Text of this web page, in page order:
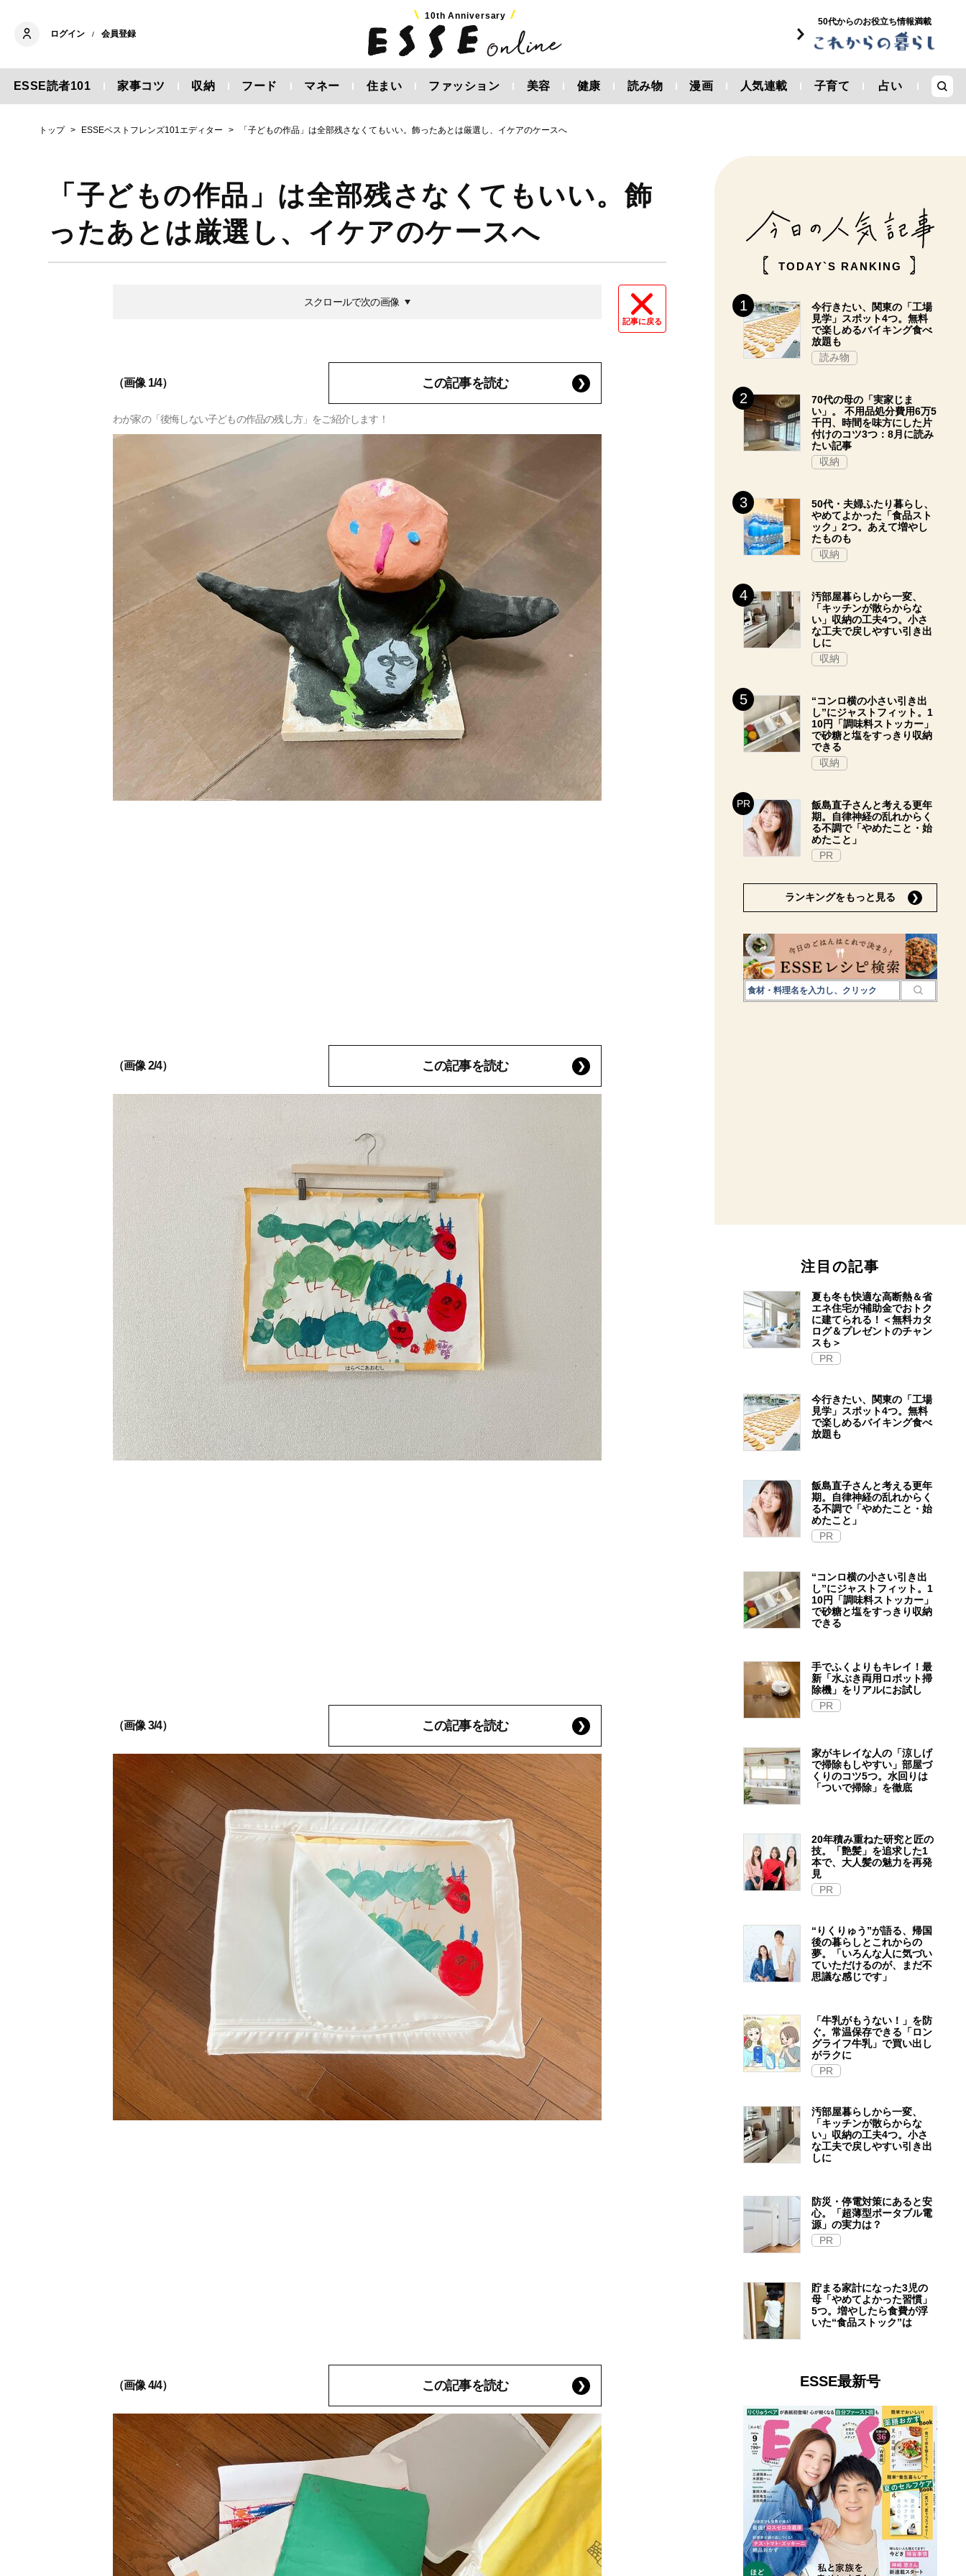
ログイン / 会員登録
10th Anniversary
50代からのお役立ち情報満載
ESSE読者101 家事コツ 収納 フード マネー 住まい ファッション 美容 健康 読み物 漫画 人気連載 子育て 占い
トップ ESSEベストフレンズ101エディター 「子どもの作品」は全部残さなくてもいい。飾ったあとは厳選し、イケアのケースへ
「子どもの作品」は全部残さなくてもいい。飾
ったあとは厳選し、イケアのケースへ
記事に戻る
スクロールで次の画像
（画像 1/4） この記事を読む
わが家の「後悔しない子どもの作品の残し方」をご紹介します！
（画像 2/4） この記事を読む
（画像 3/4） この記事を読む
（画像 4/4） この記事を読む
TODAY`S RANKING
今行きたい、関東の「工場
見学」スポット4つ。無料
で楽しめるバイキング食べ
放題も
読み物
70代の母の「実家じま
い」。 不用品処分費用6万5
千円、時間を味方にした片
付けのコツ3つ：8月に読み
たい記事
収納
50代・夫婦ふたり暮らし、
やめてよかった「食品スト
ック」2つ。あえて増やし
たものも
収納
汚部屋暮らしから一変、
「キッチンが散らからな
い」収納の工夫4つ。小さ
な工夫で戻しやすい引き出
しに
収納
“コンロ横の小さい引き出
し”にジャストフィット。1
10円「調味料ストッカー」
で砂糖と塩をすっきり収納
できる
収納
飯島直子さんと考える更年
期。自律神経の乱れからく
る不調で「やめたこと・始
めたこと」
PR
ランキングをもっと見る
注目の記事
夏も冬も快適な高断熱＆省
エネ住宅が補助金でおトク
に建てられる！＜無料カタ
ログ＆プレゼントのチャン
スも＞
PR
今行きたい、関東の「工場
見学」スポット4つ。無料
で楽しめるバイキング食べ
放題も
飯島直子さんと考える更年
期。自律神経の乱れからく
る不調で「やめたこと・始
めたこと」
PR
“コンロ横の小さい引き出
し”にジャストフィット。1
10円「調味料ストッカー」
で砂糖と塩をすっきり収納
できる
手でふくよりもキレイ！最
新「水ぶき両用ロボット掃
除機」をリアルにお試し
PR
家がキレイな人の「涼しげ
で掃除もしやすい」部屋づ
くりのコツ5つ。水回りは
「ついで掃除」を徹底
20年積み重ねた研究と匠の
技。「艶髪」を追求した1
本で、大人髪の魅力を再発
見
PR
“りくりゅう”が語る、帰国
後の暮らしとこれからの
夢。「いろんな人に気づい
ていただけるのが、まだ不
思議な感じです」
「牛乳がもうない！」を防
ぐ。常温保存できる「ロン
グライフ牛乳」で買い出し
がラクに
PR
汚部屋暮らしから一変、
「キッチンが散らからな
い」収納の工夫4つ。小さ
な工夫で戻しやすい引き出
しに
防災・停電対策にあると安
心。「超薄型ポータブル電
源」の実力は？​
PR
貯まる家計になった3児の
母「やめてよかった習慣」
5つ。増やしたら食費が浮
いた“食品ストック”は
ESSE最新号